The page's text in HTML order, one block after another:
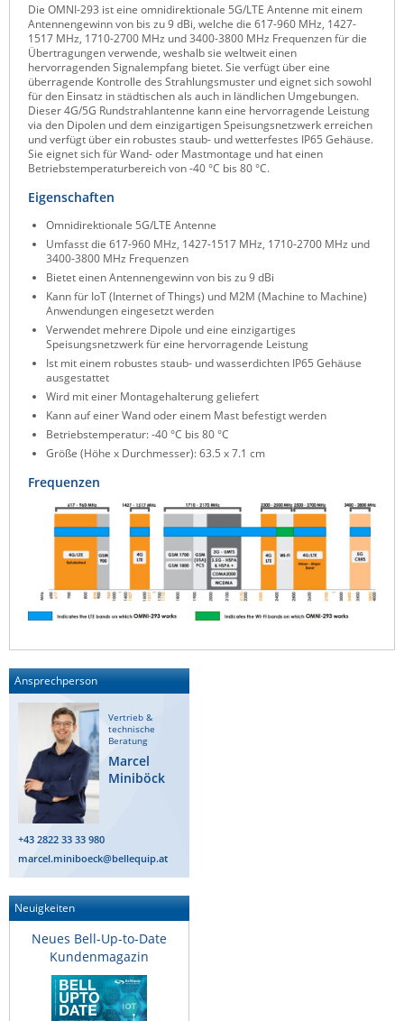
Raritan
Riello UPS
Server Technology
Siretta
SIRIO Antenne
Sunbird
Tactical Software
TEKTELIC
Teltonika
Unwired Networks
Vision
WATTECO
Westermo
Yuasa
ZPE Systems
News zu unseren Herstellern
Die OMNI-293 ist eine omnidirektionale 5G/LTE Antenne mit einem
Antennengewinn von bis zu 9 dBi, welche die 617-960 MHz, 1427-
1517 MHz, 1710-2700 MHz und 3400-3800 MHz Frequenzen für die
Übertragungen verwende, weshalb sie weltweit einen
hervorragenden Signalempfang bietet. Sie verfügt über eine
überragende Kontrolle des Strahlungsmuster und eignet sich sowohl
für den Einsatz in städtischen als auch in ländlichen Umgebungen.
Dieser 4G/5G Rundstrahlantenne kann eine hervorragende Leistung
via den Dipolen und dem einzigartigen Speisungsnetzwerk erreichen
und verfügt über ein robustes staub- und wetterfestes IP65 Gehäuse.
Sie eignet sich für Wand- oder Mastmontage und hat einen
Betriebstemperaturbereich von -40 °C bis 80 °C.
Eigenschaften
Omnidirektionale 5G/LTE Antenne
Umfasst die 617-960 MHz, 1427-1517 MHz, 1710-2700 MHz und
3400-3800 MHz Frequenzen
Bietet einen Antennengewinn von bis zu 9 dBi
Kann für IoT (Internet of Things) und M2M (Machine to Machine)
Anwendungen eingesetzt werden
Verwendet mehrere Dipole und eine einzigartiges
Speisungsnetzwerk für eine hervorragende Leistung
Ist mit einem robustes staub- und wasserdichten IP65 Gehäuse
ausgestattet
Wird mit einer Montagehalterung geliefert
Kann auf einer Wand oder einem Mast befestigt werden
Betriebstemperatur: -40 °C bis 80 °C
Größe (Höhe x Durchmesser): 63.5 x 7.1 cm
Frequenzen
Ansprechperson
Vertrieb &
technische
Beratung
Marcel
Miniböck
+43 2822 33 33 980
marcel.miniboeck@bellequip.at
Neuigkeiten
Neues Bell-Up-to-Date
Kundenmagazin